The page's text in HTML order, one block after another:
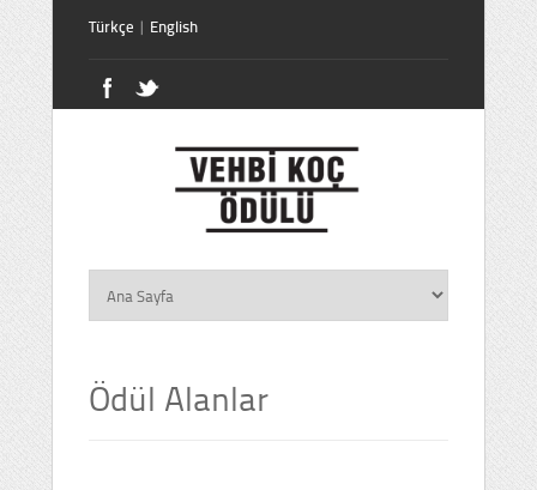
Türkçe | English
Ödül Alanlar